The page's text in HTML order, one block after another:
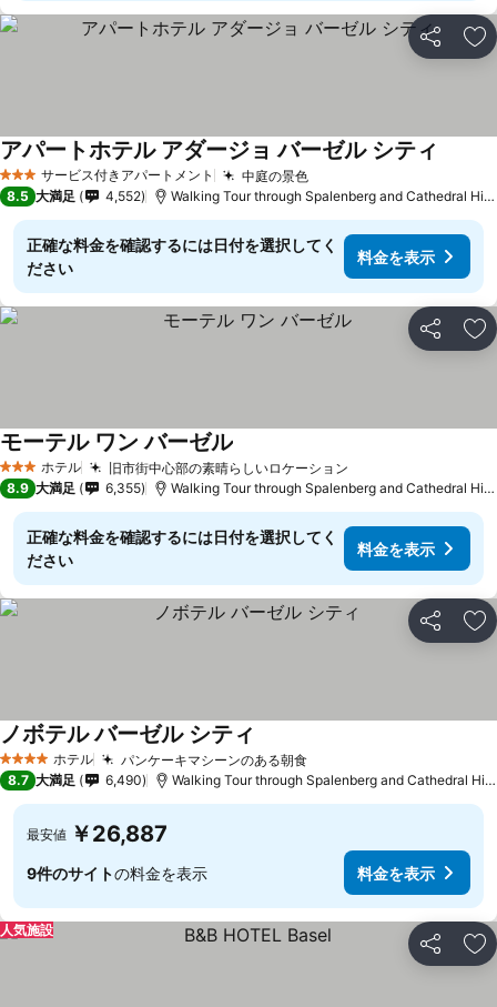
シェア お
3 ホテルのランク
サービス付きアパートメント 中庭の景色
アパートホテル アダージョ バーゼル シティ
8.5 大満足 4,552 Walking Tour through Spalenberg and Cathedral Hillまで0.8 km
正確な料金を確認するには日付を選択してく
ださい
料金を表示
シェア お
3 ホテルのランク
ホテル 旧市街中心部の素晴らしいロケーション
モーテル ワン バーゼル
8.9 大満足 6,355 Walking Tour through Spalenberg and Cathedral Hillまで0.7 km
正確な料金を確認するには日付を選択してく
ださい
料金を表示
シェア お
4 ホテルのランク
ホテル パンケーキマシーンのある朝食
ノボテル バーゼル シティ
8.7 大満足 6,490 Walking Tour through Spalenberg and Cathedral Hillまで2.0 km
最安値 ￥26,887
9件のサイトの料金を表示 料金を表示
シェア お
人気施設